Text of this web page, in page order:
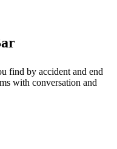
find by accident and end
with conversation and